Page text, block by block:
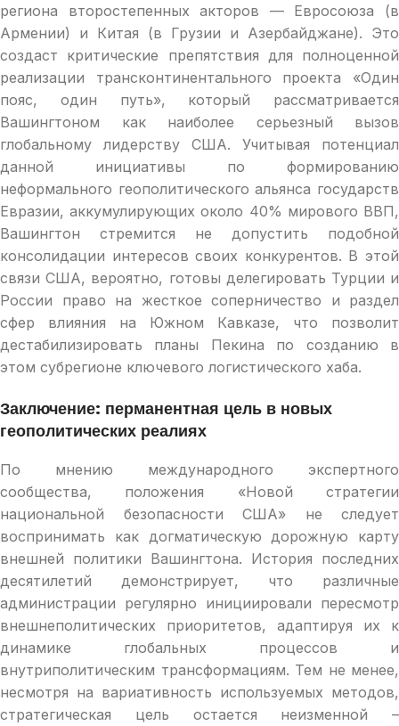
региона второстепенных акторов — Евросоюза (в
Армении) и Китая (в Грузии и Азербайджане). Это
создаст критические препятствия для полноценной
реализации трансконтинентального проекта «Один
пояс, один путь», который рассматривается
Вашингтоном как наиболее серьезный вызов
глобальному лидерству США. Учитывая потенциал
данной инициативы по формированию
неформального геополитического альянса государств
Евразии, аккумулирующих около 40% мирового ВВП,
Вашингтон стремится не допустить подобной
консолидации интересов своих конкурентов. В этой
связи США, вероятно, готовы делегировать Турции и
России право на жесткое соперничество и раздел
сфер влияния на Южном Кавказе, что позволит
дестабилизировать планы Пекина по созданию в
этом субрегионе ключевого логистического хаба.
Заключение: перманентная цель в новых
геополитических реалиях
По мнению международного экспертного
сообщества, положения «Новой стратегии
национальной безопасности США» не следует
воспринимать как догматическую дорожную карту
внешней политики Вашингтона. История последних
десятилетий демонстрирует, что различные
администрации регулярно инициировали пересмотр
внешнеполитических приоритетов, адаптируя их к
динамике глобальных процессов и
внутриполитическим трансформациям. Тем не менее,
несмотря на вариативность используемых методов,
стратегическая цель остается неизменной –